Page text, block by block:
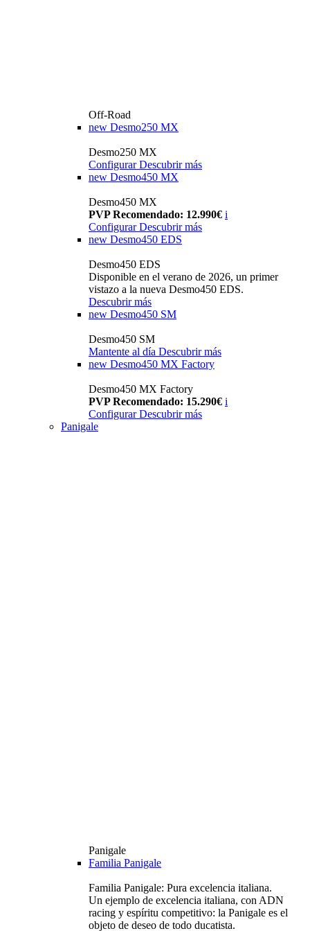
Off-Road
new Desmo250 MX
Desmo250 MX
Configurar Descubrir más
new Desmo450 MX
Desmo450 MX
PVP Recomendado: 12.990€ i
Configurar Descubrir más
new Desmo450 EDS
Desmo450 EDS
Disponible en el verano de 2026, un primer
vistazo a la nueva Desmo450 EDS.
Descubrir más
new Desmo450 SM
Desmo450 SM
Mantente al día Descubrir más
new Desmo450 MX Factory
Desmo450 MX Factory
PVP Recomendado: 15.290€ i
Configurar Descubrir más
Panigale
Panigale
Familia Panigale
Familia Panigale: Pura excelencia italiana.
Un ejemplo de excelencia italiana, con ADN
racing y espíritu competitivo: la Panigale es el
objeto de deseo de todo ducatista.